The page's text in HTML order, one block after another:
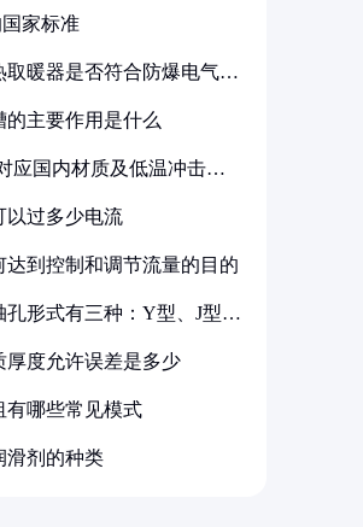
家标准
取暖器是否符合防爆电气设
的主要作用是什么
应国内材质及低温冲击要
以过多少电流
达到控制和调节流量的目的
孔形式有三种：Y型、J型、
厚度允许误差是多少
有哪些常见模式
滑剂的种类